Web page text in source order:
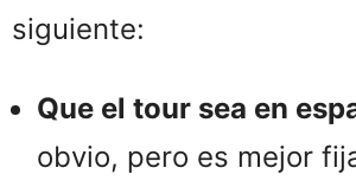
siguiente:
Que el tour sea en
obvio, pero es mejor